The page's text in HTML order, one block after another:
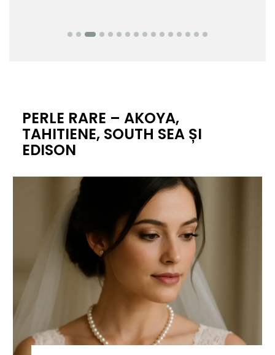
PERLE RARE – AKOYA,
TAHITIENE, SOUTH SEA ȘI
EDISON